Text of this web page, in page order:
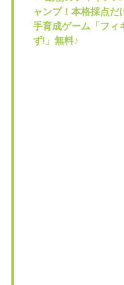
投稿ナ
ャンプ！本格採点だ
手育成ゲーム「フィ
ず!」無料♪